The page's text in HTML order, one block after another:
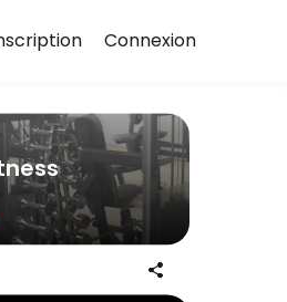
Connexion